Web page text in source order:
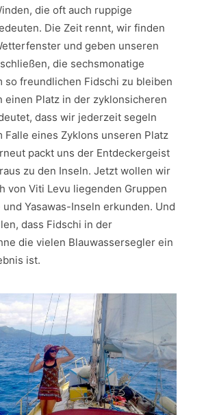
die oft auch ruppige
Die Zeit rennt, wir finden
und geben unseren
die sechsmonatige
so freundlichen Fidschi zu bleiben
einen Platz in der zyklonsicheren
dass wir jederzeit segeln
Falle eines Zyklons unseren Platz
packt uns der Entdeckergeist
zu den Inseln. Jetzt wollen wir
von Viti Levu liegenden Gruppen
Yasawas-Inseln erkunden. Und
dass Fidschi in der
die vielen Blauwassersegler ein
ist.